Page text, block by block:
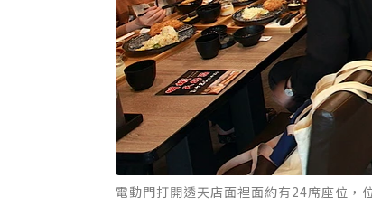
電動門打開透天店面裡面約有24席座位，